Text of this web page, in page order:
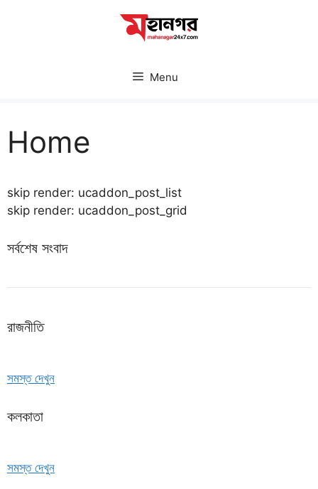
Menu
Home
skip render: ucaddon_post_list
skip render: ucaddon_post_grid
সর্বশেষ সংবাদ
রাজনীতি
সমস্ত দেখুন
কলকাতা
সমস্ত দেখুন